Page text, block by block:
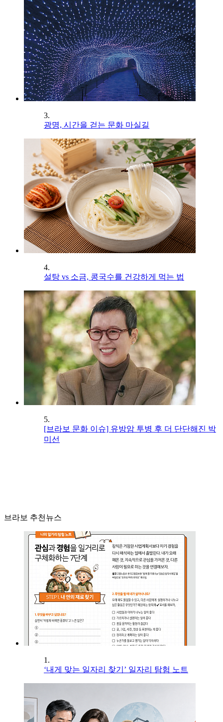
3.
광명, 시간을 걷는 문화 마실길
4.
설탕 vs 소금, 콩국수를 건강하게 먹는 법
5.
[브라보 문화 이슈] 유방암 투병 후 더 단단해진 박
미선
브라보 추천뉴스
1.
‘내게 맞는 일자리 찾기’ 일자리 탐험 노트